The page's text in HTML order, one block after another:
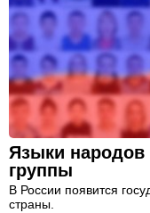
Языки народов
группы
В России появится
страны.